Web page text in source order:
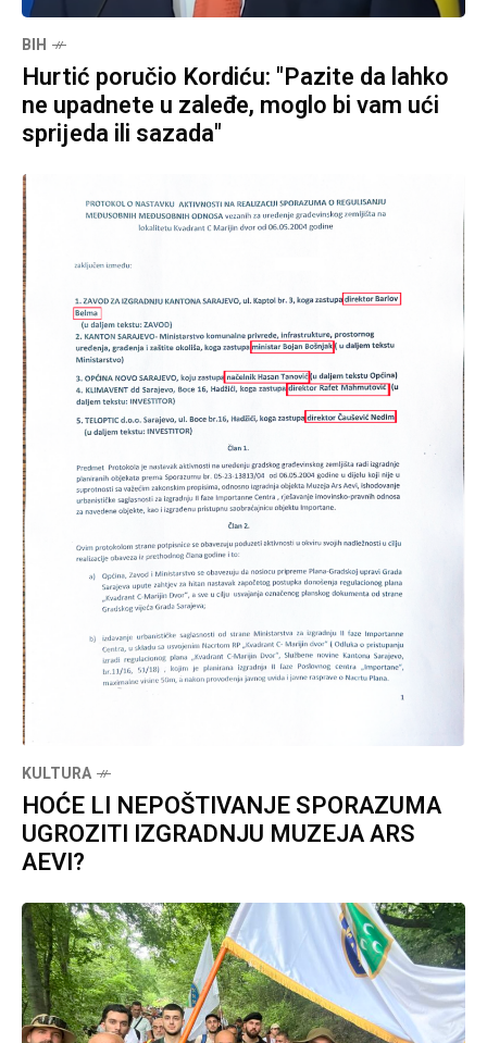
BIH
Hurtić poručio Kordiću: "Pazite da lahko
ne upadnete u zaleđe, moglo bi vam ući
sprijeda ili sazada"
KULTURA
HOĆE LI NEPOŠTIVANJE SPORAZUMA
UGROZITI IZGRADNJU MUZEJA ARS
AEVI?